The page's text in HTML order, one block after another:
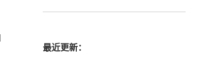
最近更新：